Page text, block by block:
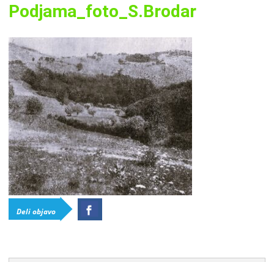
Podjama_foto_S.Brodar
Deli objavo